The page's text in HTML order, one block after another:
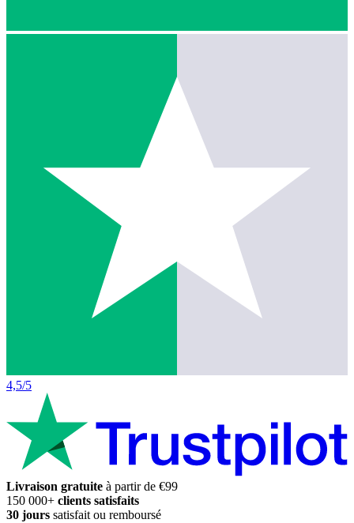
4,5/5
Livraison gratuite à partir de €99
150 000+ clients satisfaits
30 jours satisfait ou remboursé